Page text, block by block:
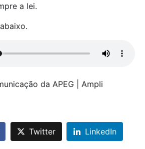
a lei.
da APEG | Ampli
Twitter LinkedIn